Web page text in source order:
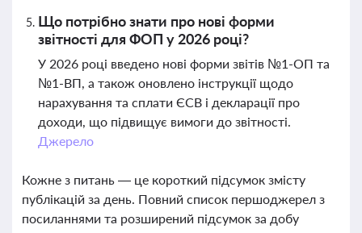
Що потрібно знати про нові форми
звітності для ФОП у 2026 році?
У 2026 році введено нові форми звітів №1-ОП та
№1-ВП, а також оновлено інструкції щодо
нарахування та сплати ЄСВ і декларації про
доходи, що підвищує вимоги до звітності.
Джерело
Кожне з питань — це короткий підсумок змісту
публікацій за день. Повний список першоджерел з
посиланнями та розширений підсумок за добу